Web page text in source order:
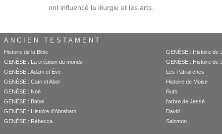
ont influencé la liturgie et les arts.
ANCIEN TESTAMENT
Histoire de la Bible
GENÈSE : La création du monde
GENÈSE : Adam et Éve
GENÈSE : Caïn et Abel
GENÈSE : Noè
GENÈSE : Babel
GENÈSE : Histoire d'Abraham
GENÈSE : Rébecca
GENÈSE : Histoire de
GENÈSE : Histoire de
Les Patriarches
Histoire de Moise
Ruth
l'arbre de Jessé
David
Salomon